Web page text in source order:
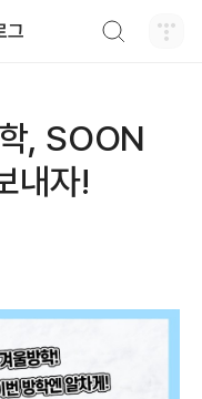
그
, SOON
내자!